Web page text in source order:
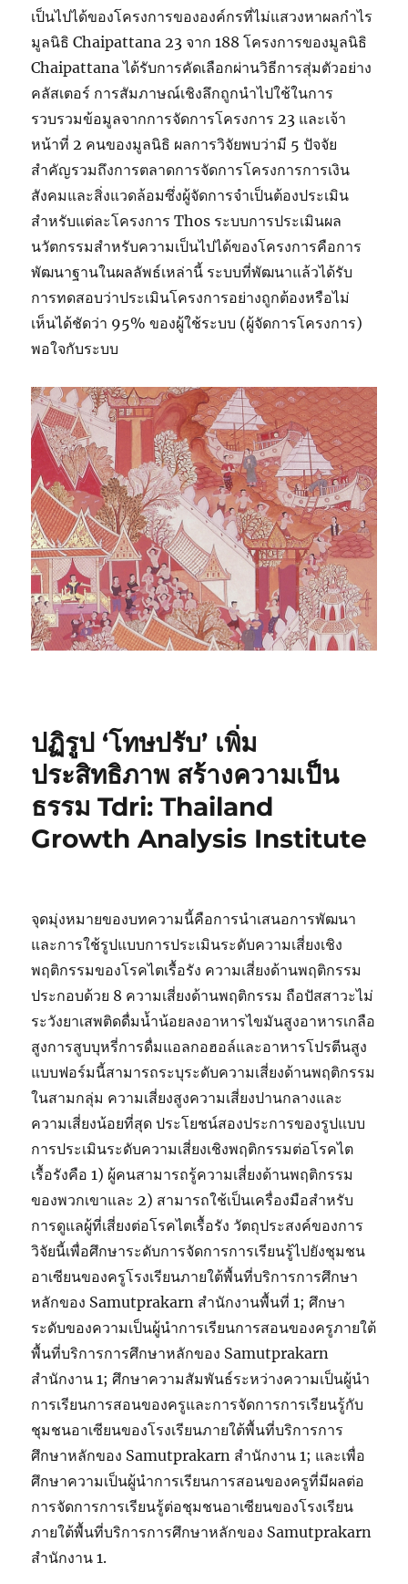
เป็นไปได้ของโครงการขององค์กรที่ไม่แสวงหาผลกำไร
มูลนิธิ Chaipattana 23 จาก 188 โครงการของมูลนิธิ
Chaipattana ได้รับการคัดเลือกผ่านวิธีการสุ่มตัวอย่าง
คลัสเตอร์ การสัมภาษณ์เชิงลึกถูกนำไปใช้ในการ
รวบรวมข้อมูลจากการจัดการโครงการ 23 และเจ้า
หน้าที่ 2 คนของมูลนิธิ ผลการวิจัยพบว่ามี 5 ปัจจัย
สำคัญรวมถึงการตลาดการจัดการโครงการการเงิน
สังคมและสิ่งแวดล้อมซึ่งผู้จัดการจำเป็นต้องประเมิน
สำหรับแต่ละโครงการ Thos ระบบการประเมินผล
นวัตกรรมสำหรับความเป็นไปได้ของโครงการคือการ
พัฒนาฐานในผลลัพธ์เหล่านี้ ระบบที่พัฒนาแล้วได้รับ
การทดสอบว่าประเมินโครงการอย่างถูกต้องหรือไม่
เห็นได้ชัดว่า 95% ของผู้ใช้ระบบ (ผู้จัดการโครงการ)
พอใจกับระบบ
ปฏิรูป ‘โทษปรับ’ เพิ่ม
ประสิทธิภาพ สร้างความเป็น
ธรรม Tdri: Thailand
Growth Analysis Institute
จุดมุ่งหมายของบทความนี้คือการนำเสนอการพัฒนา
และการใช้รูปแบบการประเมินระดับความเสี่ยงเชิง
พฤติกรรมของโรคไตเรื้อรัง ความเสี่ยงด้านพฤติกรรม
ประกอบด้วย 8 ความเสี่ยงด้านพฤติกรรม ถือปัสสาวะไม่
ระวังยาเสพติดดื่มน้ำน้อยลงอาหารไขมันสูงอาหารเกลือ
สูงการสูบบุหรี่การดื่มแอลกอฮอล์และอาหารโปรตีนสูง
แบบฟอร์มนี้สามารถระบุระดับความเสี่ยงด้านพฤติกรรม
ในสามกลุ่ม ความเสี่ยงสูงความเสี่ยงปานกลางและ
ความเสี่ยงน้อยที่สุด ประโยชน์สองประการของรูปแบบ
การประเมินระดับความเสี่ยงเชิงพฤติกรรมต่อโรคไต
เรื้อรังคือ 1) ผู้คนสามารถรู้ความเสี่ยงด้านพฤติกรรม
ของพวกเขาและ 2) สามารถใช้เป็นเครื่องมือสำหรับ
การดูแลผู้ที่เสี่ยงต่อโรคไตเรื้อรัง วัตถุประสงค์ของการ
วิจัยนี้เพื่อศึกษาระดับการจัดการการเรียนรู้ไปยังชุมชน
อาเซียนของครูโรงเรียนภายใต้พื้นที่บริการการศึกษา
หลักของ Samutprakarn สำนักงานพื้นที่ 1; ศึกษา
ระดับของความเป็นผู้นำการเรียนการสอนของครูภายใต้
พื้นที่บริการการศึกษาหลักของ Samutprakarn
สำนักงาน 1; ศึกษาความสัมพันธ์ระหว่างความเป็นผู้นำ
การเรียนการสอนของครูและการจัดการการเรียนรู้กับ
ชุมชนอาเซียนของโรงเรียนภายใต้พื้นที่บริการการ
ศึกษาหลักของ Samutprakarn สำนักงาน 1; และเพื่อ
ศึกษาความเป็นผู้นำการเรียนการสอนของครูที่มีผลต่อ
การจัดการการเรียนรู้ต่อชุมชนอาเซียนของโรงเรียน
ภายใต้พื้นที่บริการการศึกษาหลักของ Samutprakarn
สำนักงาน 1.